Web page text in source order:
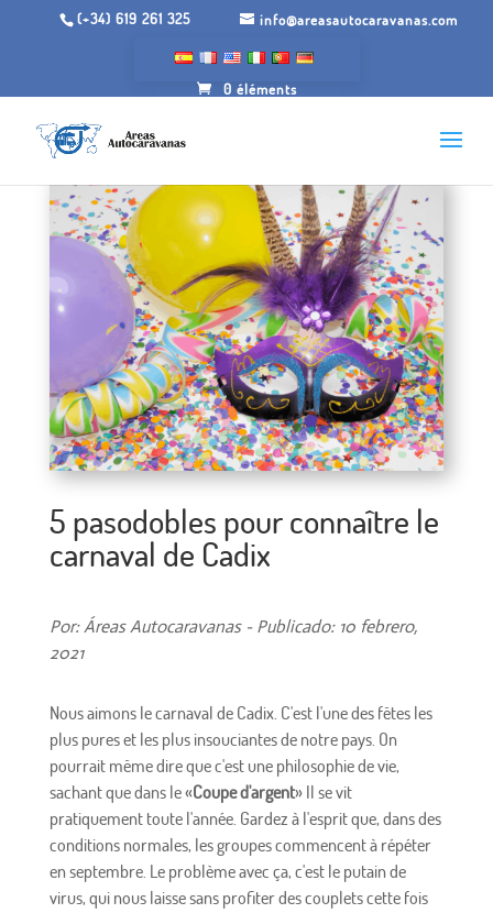
(+34) 619 261 325 info@areasautocaravanas.com
0 éléments
5 pasodobles pour connaître le
carnaval de Cadix
Por: Áreas Autocaravanas - Publicado: 10 febrero,
2021
Nous aimons le carnaval de Cadix. C'est l'une des fêtes les
plus pures et les plus insouciantes de notre pays. On
pourrait même dire que c'est une philosophie de vie,
sachant que dans le «Coupe d'argent» Il se vit
pratiquement toute l'année. Gardez à l'esprit que, dans des
conditions normales, les groupes commencent à répéter
en septembre. Le problème avec ça, c'est le putain de
virus, qui nous laisse sans profiter des couplets cette fois